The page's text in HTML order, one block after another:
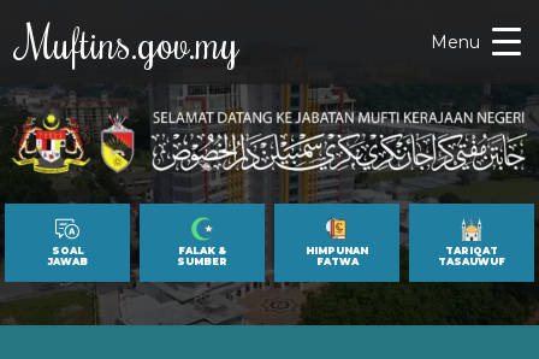
Muftins.gov.my Menu
SOAL
JAWAB
FALAK &
SUMBER
HIMPUNAN
FATWA
TARIQAT
TASAUWUF